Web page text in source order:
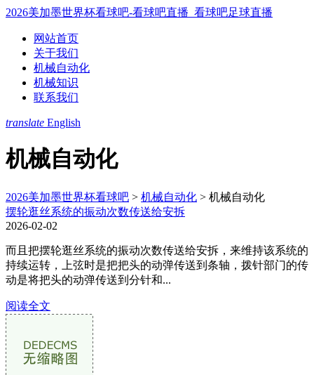
2026美加墨世界杯看球吧-看球吧直播_看球吧足球直播
网站首页
关于我们
机械自动化
机械知识
联系我们
translate English
机械自动化
2026美加墨世界杯看球吧 > 机械自动化 > 机械自动化
摆轮逛丝系统的振动次数传送给安拆
2026-02-02
而且把摆轮逛丝系统的振动次数传送给安拆，来维持该系统的
持续运转，上弦时是把把头的动弹传送到条轴，拨针部门的传
动是将把头的动弹传送到分针和...
阅读全文